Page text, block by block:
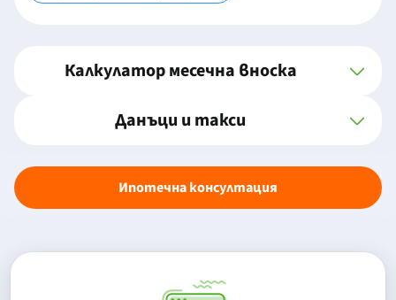
Калкулатор месечна вноска
Данъци и такси
Ипотечна консултация